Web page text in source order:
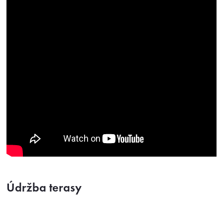
Údržba terasy